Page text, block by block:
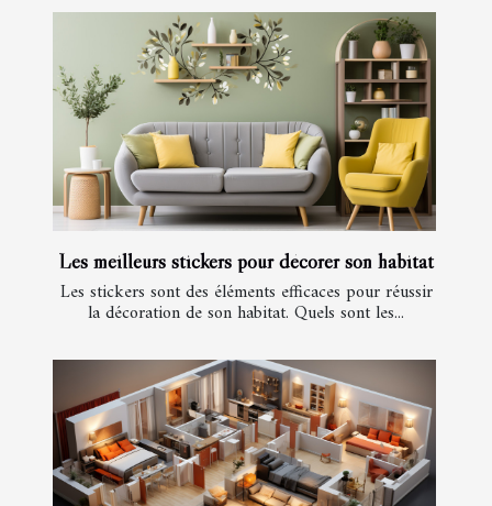
Les meilleurs stickers pour décorer son habitat
Les stickers sont des éléments efficaces pour réussir
la décoration de son habitat. Quels sont les...